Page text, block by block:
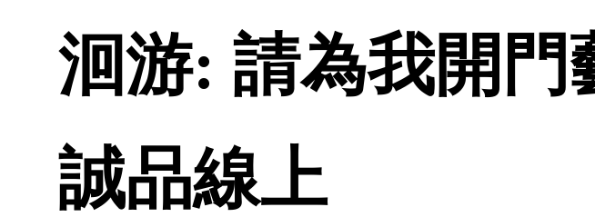
洄游: 請為我開門
誠品線上